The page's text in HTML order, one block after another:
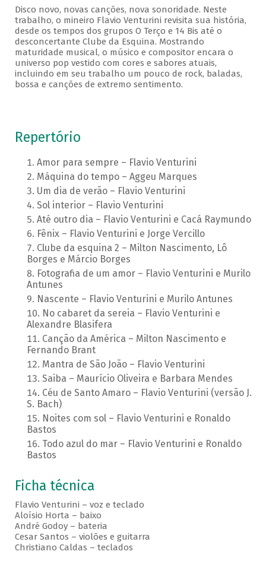
Disco novo, novas canções, nova sonoridade. Neste
trabalho, o mineiro Flavio Venturini revisita sua história,
desde os tempos dos grupos O Terço e 14 Bis até o
desconcertante Clube da Esquina. Mostrando
maturidade musical, o músico e compositor encara o
universo pop vestido com cores e sabores atuais,
incluindo em seu trabalho um pouco de rock, baladas,
bossa e canções de extremo sentimento.
Repertório
Amor para sempre – Flavio Venturini
Máquina do tempo – Aggeu Marques
Um dia de verão – Flavio Venturini
Sol interior – Flavio Venturini
Até outro dia – Flavio Venturini e Cacá Raymundo
Fênix – Flavio Venturini e Jorge Vercillo
Clube da esquina 2 – Milton Nascimento, Lô
Borges e Márcio Borges
Fotografia de um amor – Flavio Venturini e Murilo
Antunes
Nascente – Flavio Venturini e Murilo Antunes
No cabaret da sereia – Flavio Venturini e
Alexandre Blasifera
Canção da América – Milton Nascimento e
Fernando Brant
Mantra de São João – Flavio Venturini
Saiba – Maurício Oliveira e Barbara Mendes
Céu de Santo Amaro – Flavio Venturini (versão J.
S. Bach)
Noites com sol – Flavio Venturini e Ronaldo
Bastos
Todo azul do mar – Flavio Venturini e Ronaldo
Bastos
Ficha técnica
Flavio Venturini – voz e teclado
Aloísio Horta – baixo
André Godoy – bateria
Cesar Santos – violões e guitarra
Christiano Caldas – teclados